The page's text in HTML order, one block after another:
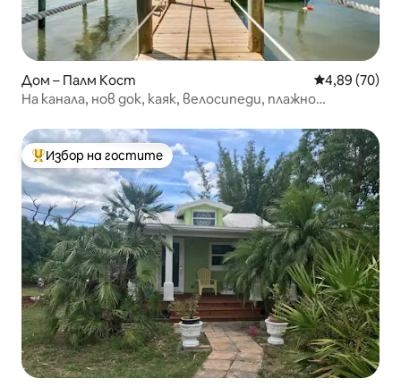
Дом – Палм Кост Средна
4,89 (70)
На канала, нов док, каяк, велосипеди, плажно
Най-популярен избор на гостите
Избор на гостите